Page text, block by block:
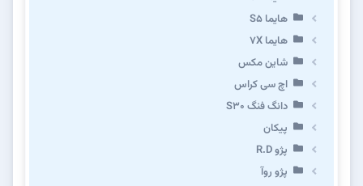
هایما S5
هایما 7X
شاین مکس
اچ سی کراس
دانگ فنگ S30
پیکان
پژو R.D
پژو روآ